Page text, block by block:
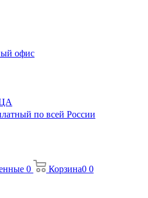
офис
по всей России
0 Корзина0 0